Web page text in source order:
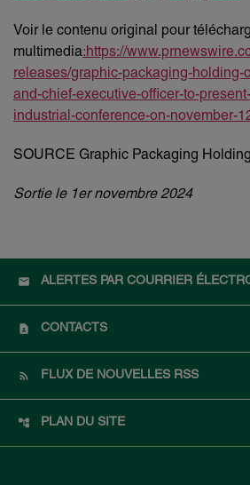
Voir le contenu original pour
multimedia:https://
releases/graphic-packaging-holding-
and-chief-executive-officer-to-
industrial-conference-on-november-
SOURCE Graphic Packaging
Sortie le 1er novembre 2024
ALERTES PAR COURRIER
CONTACTS
FLUX DE NOUVELLES RSS
PLAN DU SITE